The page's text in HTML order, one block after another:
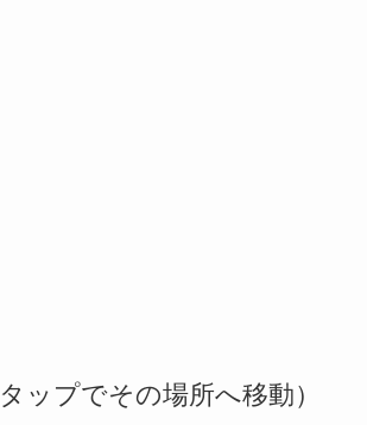
ップでその場所へ移動）